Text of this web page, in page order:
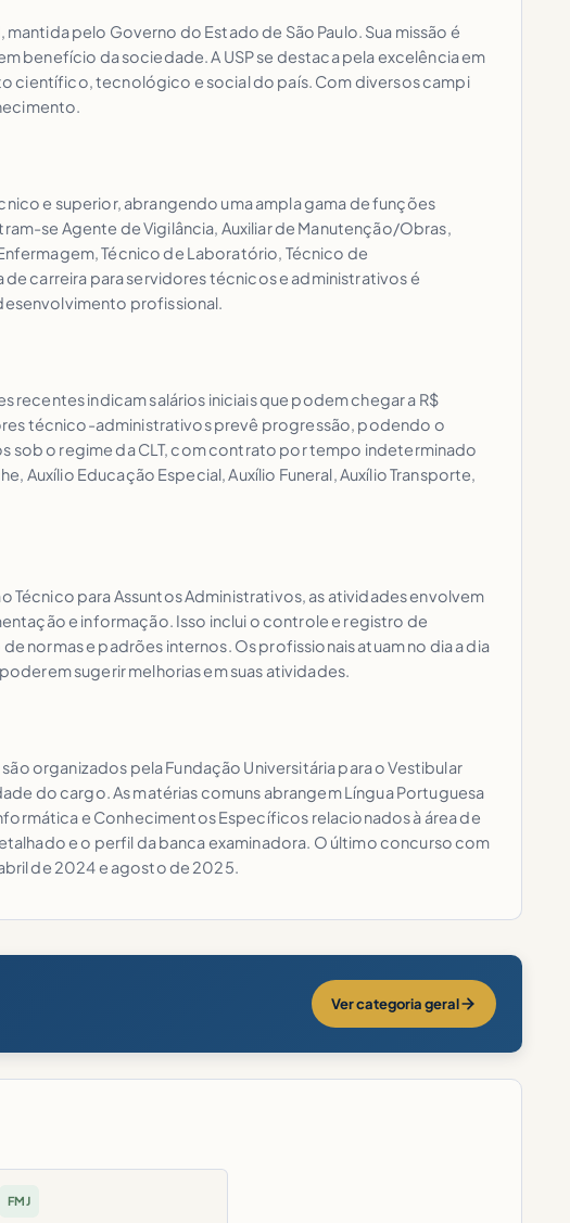
pelo Governo do Estado de São Paulo. Sua missão é
benefício da sociedade. A USP se destaca pela excelência em
científico, tecnológico e social do país. Com diversos campi
e superior, abrangendo uma ampla gama de funções
se Agente de Vigilância, Auxiliar de Manutenção/Obras,
Técnico de Laboratório, Técnico de
carreira para servidores técnicos e administrativos é
profissional.
indicam salários iniciais que podem chegar a R$
técnico-administrativos prevê progressão, podendo o
sob o regime da CLT, com contrato por tempo indeterminado
Auxílio Educação Especial, Auxílio Funeral, Auxílio Transporte,
Técnico para Assuntos Administrativos, as atividades envolvem
e informação. Isso inclui o controle e registro de
normas e padrões internos. Os profissionais atuam no dia a dia
sugerir melhorias em suas atividades.
organizados pela Fundação Universitária para o Vestibular
do cargo. As matérias comuns abrangem Língua Portuguesa
e Conhecimentos Específicos relacionados à área de
e o perfil da banca examinadora. O último concurso com
de 2024 e agosto de 2025.
Ver categoria geral
FMJ